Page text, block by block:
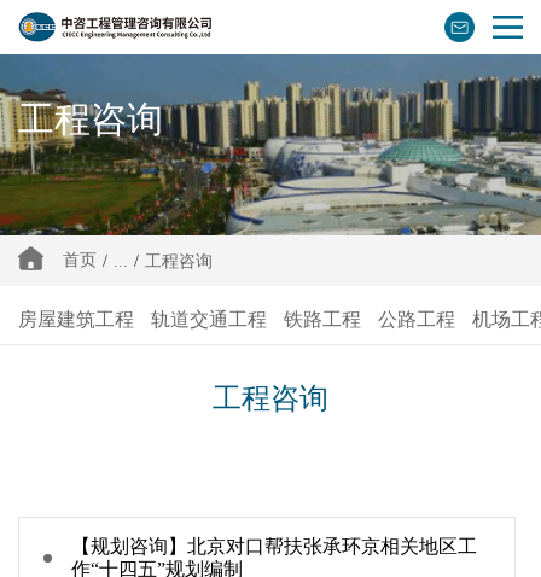
工程咨询
首页 / / 工程咨询
房屋建筑工程 轨道交通工程 铁路工程 公路工程 机场工
工程咨询
【规划咨询】北京对口帮扶张承环京相关地区工
作“十四五”规划编制